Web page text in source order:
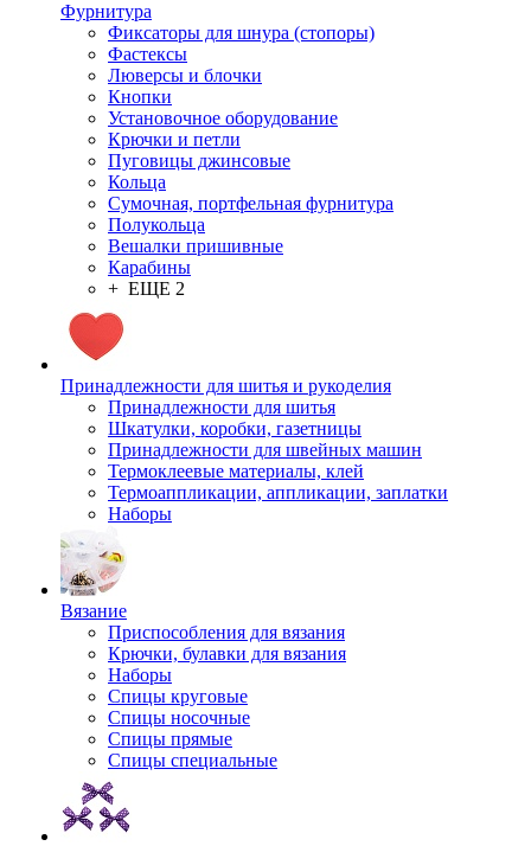
Фурнитура
Фиксаторы для шнура (стопоры)
Фастексы
Люверсы и блочки
Кнопки
Установочное оборудование
Крючки и петли
Пуговицы джинсовые
Кольца
Сумочная, портфельная фурнитура
Полукольца
Вешалки пришивные
Карабины
+ ЕЩЕ 2
Принадлежности для шитья и рукоделия
Принадлежности для шитья
Шкатулки, коробки, газетницы
Принадлежности для швейных машин
Термоклеевые материалы, клей
Термоаппликации, аппликации, заплатки
Наборы
Вязание
Приспособления для вязания
Крючки, булавки для вязания
Наборы
Спицы круговые
Спицы носочные
Спицы прямые
Спицы специальные